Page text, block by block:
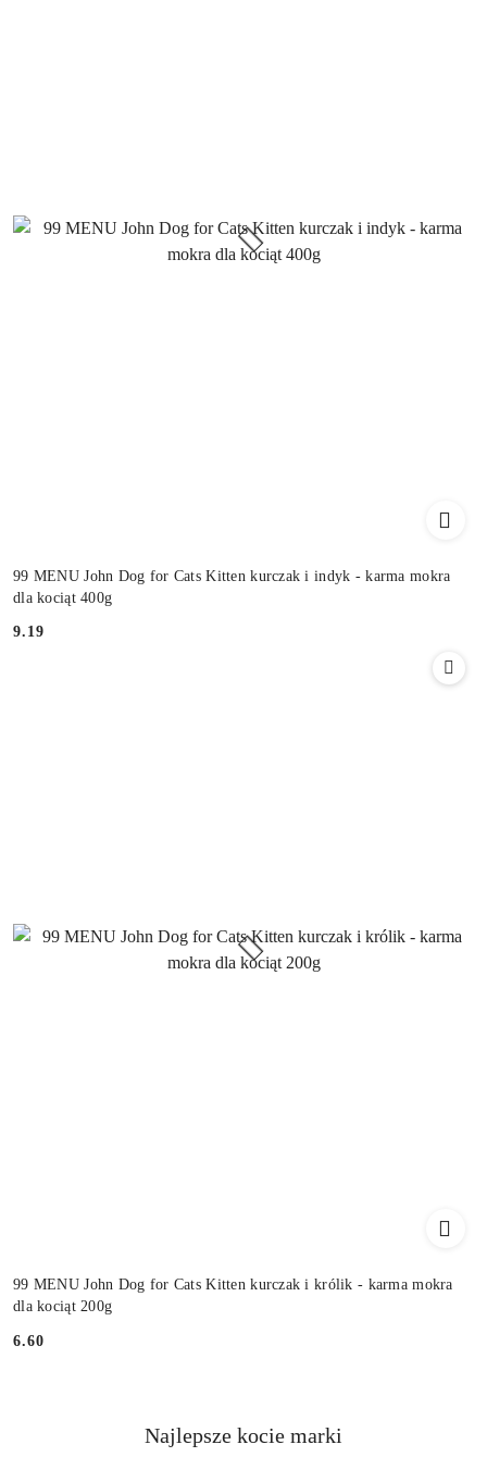
99 MENU John Dog for Cats Kitten kurczak i indyk - karma mokra
dla kociąt 400g
Cena:
9.19
99 MENU John Dog for Cats Kitten kurczak i królik - karma mokra
dla kociąt 200g
Cena:
6.60
Pomiń karuzelę producentów
Najlepsze kocie marki